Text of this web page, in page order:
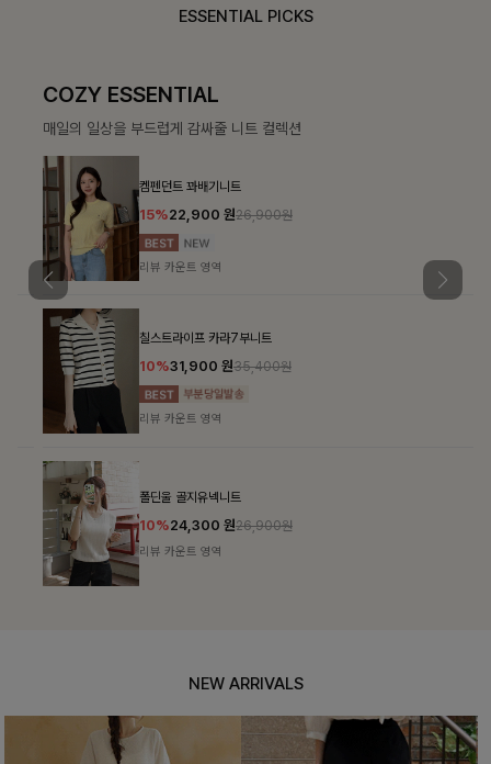
ESSENTIAL PICKS
COZY ESSENTIAL
매일의 일상을 부드럽게 감싸줄 니트 컬렉션
켐펜던트 꽈배기니트
15%22,900원26,900원
리뷰 카운트 영역
칠스트라이프 카라7부니트
10%31,900원35,400원
리뷰 카운트 영역
폴딘울 골지유넥니트
10%24,300원26,900원
리뷰 카운트 영역
NEW ARRIVALS